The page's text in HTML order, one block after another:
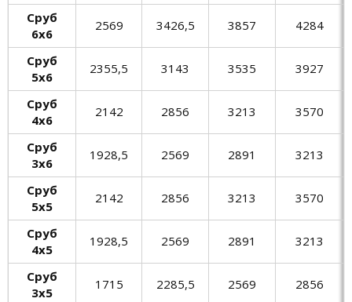
Сруб
6х6
2569 3426,5 3857 4284
Сруб
5х6
2355,5 3143 3535 3927
Сруб
4х6
2142 2856 3213 3570
Сруб
3х6
1928,5 2569 2891 3213
Сруб
5х5
2142 2856 3213 3570
Сруб
4х5
1928,5 2569 2891 3213
Сруб
3х5
1715 2285,5 2569 2856